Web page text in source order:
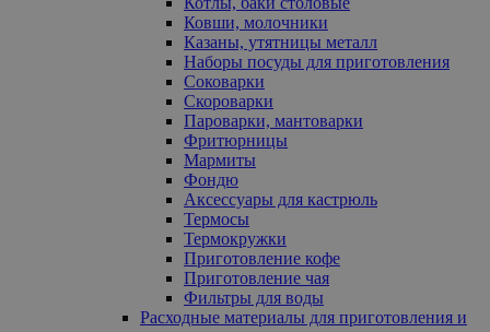
Ковши, молочники
Казаны, утятницы металл
Наборы посуды для приготовления
Соковарки
Скороварки
Пароварки, мантоварки
Фритюрницы
Мармиты
Фондю
Аксессуары для кастрюль
Термосы
Термокружки
Приготовление кофе
Приготовление чая
Фильтры для воды
Расходные материалы для приготовления и